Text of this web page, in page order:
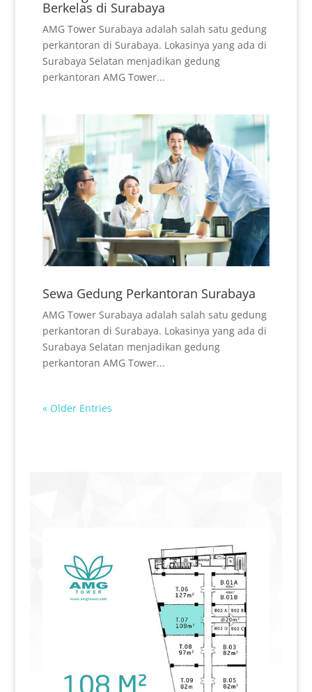
Berkelas di Surabaya
AMG Tower Surabaya adalah salah satu gedung
perkantoran di Surabaya. Lokasinya yang ada di
Surabaya Selatan menjadikan gedung
perkantoran AMG Tower...
Sewa Gedung Perkantoran Surabaya
AMG Tower Surabaya adalah salah satu gedung
perkantoran di Surabaya. Lokasinya yang ada di
Surabaya Selatan menjadikan gedung
perkantoran AMG Tower...
« Older Entries